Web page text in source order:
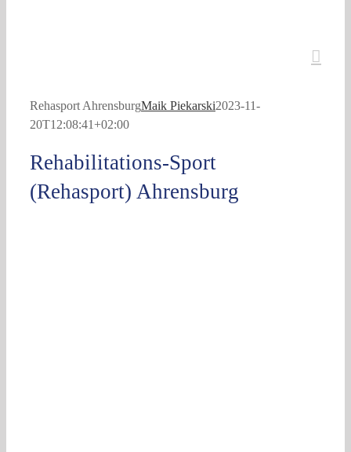
Rehasport AhrensburgMaik Piekarski2023-11-
20T12:08:41+02:00
Rehabilitations-Sport
(Rehasport) Ahrensburg